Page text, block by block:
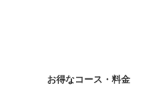
お得なコース・料金